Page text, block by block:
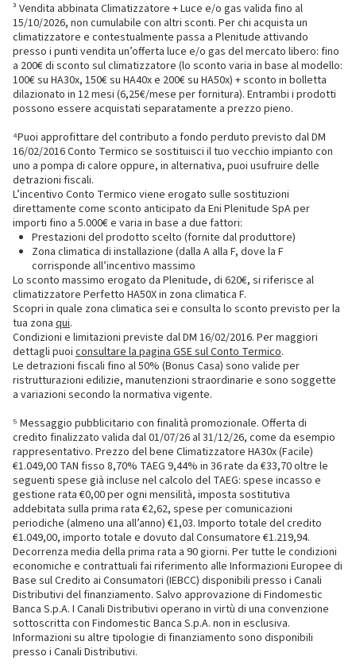
³ Vendita abbinata Climatizzatore + Luce e/o gas valida fino al
15/10/2026, non cumulabile con altri sconti. Per chi acquista un
climatizzatore e contestualmente passa a Plenitude attivando
presso i punti vendita un’offerta luce e/o gas del mercato libero: fino
a 200€ di sconto sul climatizzatore (lo sconto varia in base al modello:
100€ su HA30x, 150€ su HA40x e 200€ su HA50x) + sconto in bolletta
dilazionato in 12 mesi (6,25€/mese per fornitura). Entrambi i prodotti
possono essere acquistati separatamente a prezzo pieno.
⁴Puoi approfittare del contributo a fondo perduto previsto dal DM
16/02/2016 Conto Termico se sostituisci il tuo vecchio impianto con
uno a pompa di calore oppure, in alternativa, puoi usufruire delle
detrazioni fiscali.
L’incentivo Conto Termico viene erogato sulle sostituzioni
direttamente come sconto anticipato da Eni Plenitude SpA per
importi fino a 5.000€ e varia in base a due fattori:
Prestazioni del prodotto scelto (fornite dal produttore)
Zona climatica di installazione (dalla A alla F, dove la F
corrisponde all’incentivo massimo
Lo sconto massimo erogato da Plenitude, di 620€, si riferisce al
climatizzatore Perfetto HA50X in zona climatica F.
Scopri in quale zona climatica sei e consulta lo sconto previsto per la
tua zona qui.
Condizioni e limitazioni previste dal DM 16/02/2016. Per maggiori
dettagli puoi consultare la pagina GSE sul Conto Termico.
Le detrazioni fiscali fino al 50% (Bonus Casa) sono valide per
ristrutturazioni edilizie, manutenzioni straordinarie e sono soggette
a variazioni secondo la normativa vigente.
⁵ Messaggio pubblicitario con finalità promozionale. Offerta di
credito finalizzato valida dal 01/07/26 al 31/12/26, come da esempio
rappresentativo. Prezzo del bene Climatizzatore HA30x (Facile)
€1.049,00 TAN fisso 8,70% TAEG 9,44% in 36 rate da €33,70 oltre le
seguenti spese già incluse nel calcolo del TAEG: spese incasso e
gestione rata €0,00 per ogni mensilità, imposta sostitutiva
addebitata sulla prima rata €2,62, spese per comunicazioni
periodiche (almeno una all’anno) €1,03. Importo totale del credito
€1.049,00, importo totale e dovuto dal Consumatore €1.219,94.
Decorrenza media della prima rata a 90 giorni. Per tutte le condizioni
economiche e contrattuali fai riferimento alle Informazioni Europee di
Base sul Credito ai Consumatori (IEBCC) disponibili presso i Canali
Distributivi del finanziamento. Salvo approvazione di Findomestic
Banca S.p.A. I Canali Distributivi operano in virtù di una convenzione
sottoscritta con Findomestic Banca S.p.A. non in esclusiva.
Informazioni su altre tipologie di finanziamento sono disponibili
presso i Canali Distributivi.